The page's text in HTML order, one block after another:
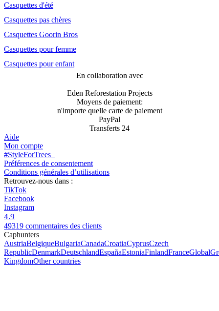
Casquettes d'été
Casquettes pas chères
Casquettes Goorin Bros
Casquettes pour femme
Casquettes pour enfant
En collaboration avec
Eden Reforestation Projects
Moyens de paiement:
n'importe quelle carte de paiement
PayPal
Transferts 24
Aide
Mon compte
#StyleForTrees
Préférences de consentement
Conditions générales d’utilisations
Retrouvez-nous dans :
TikTok
Facebook
Instagram
4.9
49319 commentaires des clients
Caphunters
AustriaBelgiqueBulgariaCanadaCroatiaCyprusCzech
RepublicDenmarkDeutschlandEspañaEstoniaFinlandFranceGlobal
KingdomOther countries